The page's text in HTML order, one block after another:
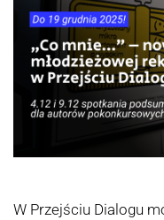
W Przejściu Dialogu